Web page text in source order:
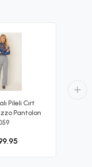
Pileli Cırt
Pantolon